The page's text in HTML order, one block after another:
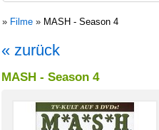
» Filme » MASH - Season 4
« zurück
MASH - Season 4